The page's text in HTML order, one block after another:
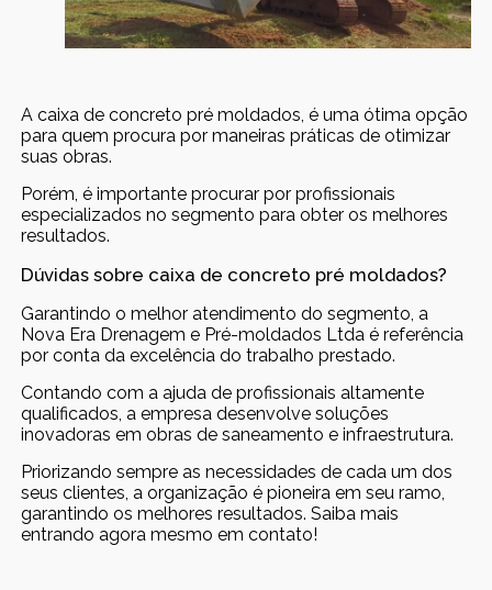
A caixa de concreto pré moldados, é uma ótima opção
para quem procura por maneiras práticas de otimizar
suas obras.
Porém, é importante procurar por profissionais
especializados no segmento para obter os melhores
resultados.
Dúvidas sobre caixa de concreto pré moldados?
Garantindo o melhor atendimento do segmento, a
Nova Era Drenagem e Pré-moldados Ltda é referência
por conta da excelência do trabalho prestado.
Contando com a ajuda de profissionais altamente
qualificados, a empresa desenvolve soluções
inovadoras em obras de saneamento e infraestrutura.
Priorizando sempre as necessidades de cada um dos
seus clientes, a organização é pioneira em seu ramo,
garantindo os melhores resultados. Saiba mais
entrando agora mesmo em contato!